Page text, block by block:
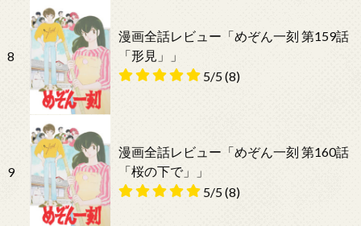
8
漫画全話レビュー「めぞん一刻 第159話
「形見」」
5/5(8)
9
漫画全話レビュー「めぞん一刻 第160話
「桜の下で」」
5/5(8)